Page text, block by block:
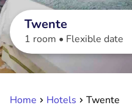
Twente
1 room • Flexible date
Home Hotels Twente